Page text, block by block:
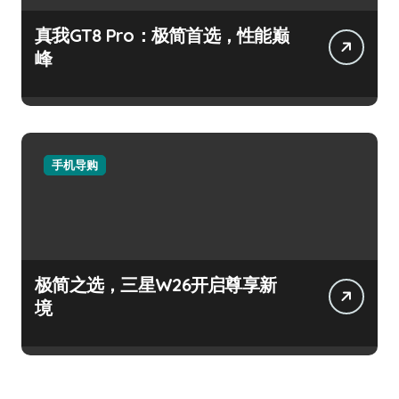
真我GT8 Pro：极简首选，性能巅
峰
手机导购
极简之选，三星W26开启尊享新
境